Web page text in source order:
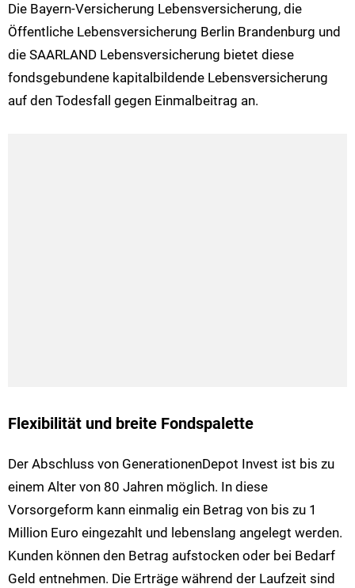
Die Bayern-Versicherung Lebensversicherung, die
Öffentliche Lebensversicherung Berlin Brandenburg und
die SAARLAND Lebensversicherung bietet diese
fondsgebundene kapitalbildende Lebensversicherung
auf den Todesfall gegen Einmalbeitrag an.
Flexibilität und breite Fondspalette
Der Abschluss von GenerationenDepot Invest ist bis zu
einem Alter von 80 Jahren möglich. In diese
Vorsorgeform kann einmalig ein Betrag von bis zu 1
Million Euro eingezahlt und lebenslang angelegt werden.
Kunden können den Betrag aufstocken oder bei Bedarf
Geld entnehmen. Die Erträge während der Laufzeit sind